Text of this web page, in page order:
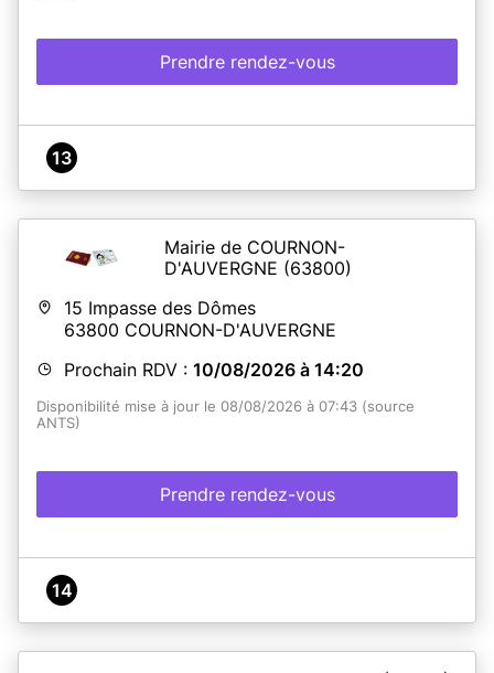
Prendre rendez-vous
13
Mairie de COURNON-
D'AUVERGNE (63800)
15 Impasse des Dômes
63800 COURNON-D'AUVERGNE
Prochain RDV : 10/08/2026 à 14:20
Disponibilité mise à jour le 08/08/2026 à 07:43 (source
ANTS)
Prendre rendez-vous
14